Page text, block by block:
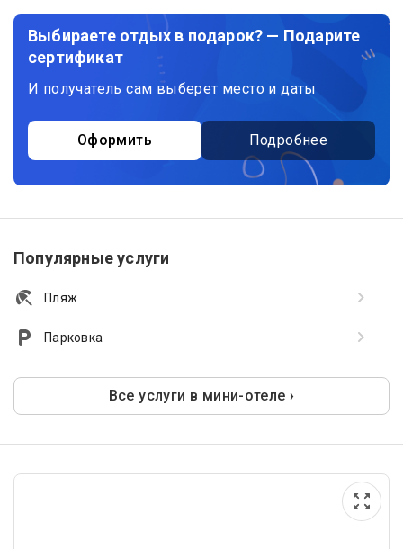
Выбираете отдых в подарок? — Подарите
сертификат
И получатель сам выберет место и даты
Оформить Подробнее
Популярные услуги
Пляж
Парковка
Все услуги в мини-отеле ›